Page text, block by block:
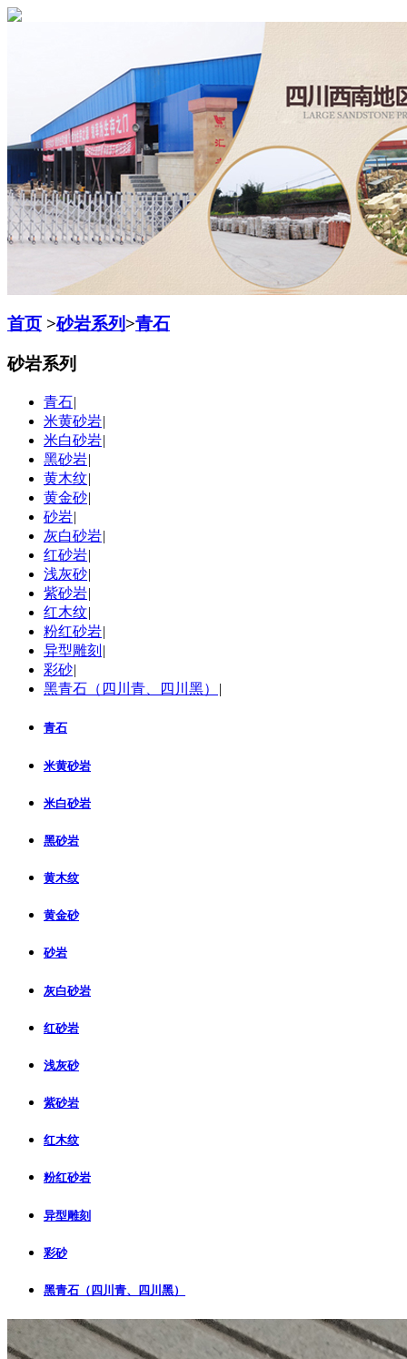
首页 >砂岩系列 >青石
砂岩系列
青石|
米黄砂岩|
米白砂岩|
黑砂岩|
黄木纹|
黄金砂|
砂岩|
灰白砂岩|
红砂岩|
浅灰砂|
紫砂岩|
红木纹|
粉红砂岩|
异型雕刻 |
彩砂|
黑青石（四川青、四川黑）
|
青石
米黄砂岩
米白砂岩
黑砂岩
黄木纹
黄金砂
砂岩
灰白砂岩
红砂岩
浅灰砂
紫砂岩
红木纹
粉红砂岩
异型雕刻
彩砂
黑青石（四川青、四川黑）